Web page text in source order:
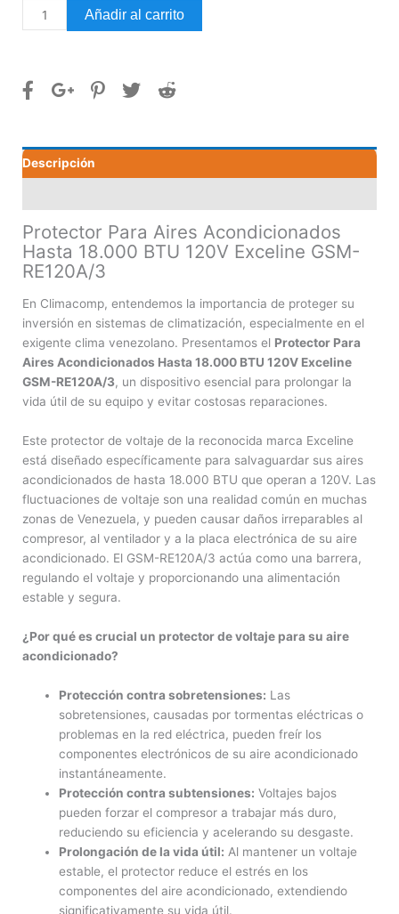
Protector
Para
Hasta
120V
Exceline
cantidad
Añadir al carrito
Descripción
Protector Para Aires Acondicionados
Hasta 18.000 BTU 120V Exceline GSM-
RE120A/3
En Climacomp, entendemos la importancia de proteger su
inversión en sistemas de climatización, especialmente en el
exigente clima venezolano. Presentamos el Protector Para
Aires Acondicionados Hasta 18.000 BTU 120V Exceline
GSM-RE120A/3, un dispositivo esencial para prolongar la
vida útil de su equipo y evitar costosas reparaciones.
Este protector de voltaje de la reconocida marca Exceline
está diseñado específicamente para salvaguardar sus aires
acondicionados de hasta 18.000 BTU que operan a 120V. Las
fluctuaciones de voltaje son una realidad común en muchas
zonas de Venezuela, y pueden causar daños irreparables al
compresor, al ventilador y a la placa electrónica de su aire
acondicionado. El GSM-RE120A/3 actúa como una barrera,
regulando el voltaje y proporcionando una alimentación
estable y segura.
¿Por qué es crucial un protector de voltaje para su aire
acondicionado?
Protección contra sobretensiones: Las
sobretensiones, causadas por tormentas eléctricas o
problemas en la red eléctrica, pueden freír los
componentes electrónicos de su aire acondicionado
instantáneamente.
Protección contra subtensiones: Voltajes bajos
pueden forzar el compresor a trabajar más duro,
reduciendo su eficiencia y acelerando su desgaste.
Prolongación de la vida útil: Al mantener un voltaje
estable, el protector reduce el estrés en los
componentes del aire acondicionado, extendiendo
significativamente su vida útil.